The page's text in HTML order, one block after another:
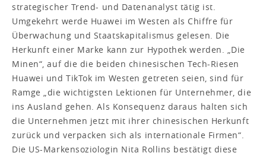
strategischer Trend- und Datenanalyst tätig ist.
Umgekehrt werde Huawei im Westen als Chiffre für
Überwachung und Staatskapitalismus gelesen. Die
Herkunft einer Marke kann zur Hypothek werden. „Die
Minen“, auf die die beiden chinesischen Tech-Riesen
Huawei und TikTok im Westen getreten seien, sind für
Ramge „die wichtigsten Lektionen für Unternehmer, die
ins Ausland gehen. Als Konsequenz daraus halten sich
die Unternehmen jetzt mit ihrer chinesischen Herkunft
zurück und verpacken sich als internationale Firmen“.
Die US-Markensoziologin Nita Rollins bestätigt diese